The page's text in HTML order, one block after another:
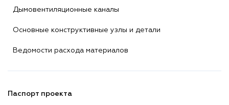
Дымовентиляционные каналы
Основные конструктивные узлы и детали
Ведомости расхода материалов
Паспорт проекта